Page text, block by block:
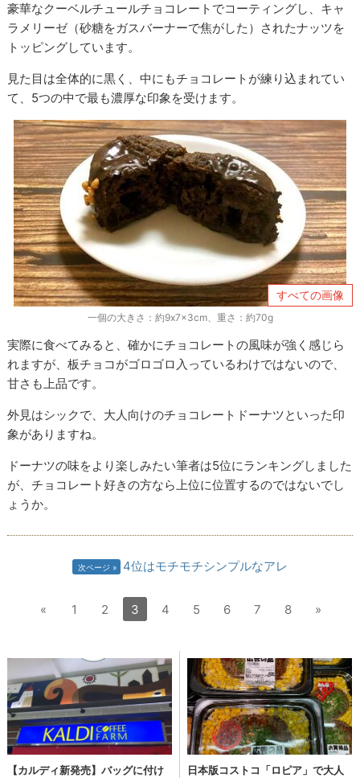
豪華なクーベルチュールチョコレートでコーティングし、キャ
ラメリーゼ（砂糖をガスバーナーで焦がした）されたナッツを
トッピングしています。
見た目は全体的に黒く、中にもチョコレートが練り込まれてい
て、5つの中で最も濃厚な印象を受けます。
すべての画像
一個の大きさ：約9x7x3cm、重さ：約70g
実際に食べてみると、確かにチョコレートの風味が強く感じら
れますが、板チョコがゴロゴロ入っているわけではないので、
甘さも上品です。
外見はシックで、大人向けのチョコレートドーナツといった印
象がありますね。
ドーナツの味をより楽しみたい筆者は5位にランキングしました
が、チョコレート好きの方なら上位に位置するのではないでし
ょうか。
次ページ 4位はモチモチシンプルなアレ
« 1 2 3 4 5 6 7 8 »